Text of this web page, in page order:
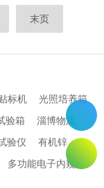
末页
标机
光照培养箱
验箱
淄博物流
验仪
有机锌
多功能电子内窥镜